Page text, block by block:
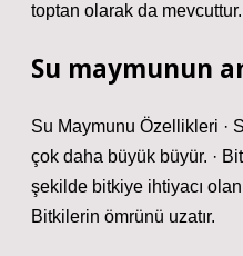
toptan olarak da mevcuttur.
Su maymunun
Su Maymunu Özellikleri ·
çok daha büyük büyür. ·
şekilde bitkiye ihtiyacı olan
Bitkilerin ömrünü uzatır.